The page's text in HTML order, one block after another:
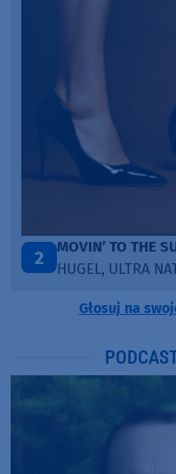
3
ITEPE ITEDE
SANAH
Głosuj na